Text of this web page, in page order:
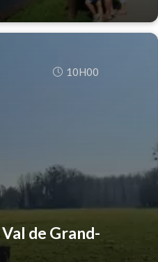
10H00
de Grand-